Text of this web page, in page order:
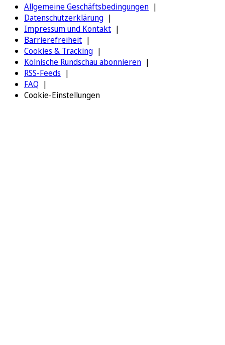
Allgemeine Geschäftsbedingungen
Datenschutzerklärung
Impressum und Kontakt
Barrierefreiheit
Cookies & Tracking
Kölnische Rundschau abonnieren
RSS-Feeds
FAQ
Cookie-Einstellungen